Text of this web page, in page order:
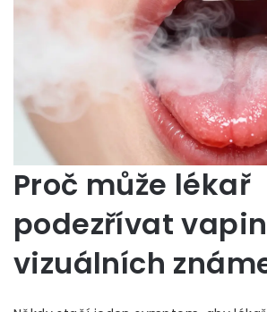
Proč může lékař
podezřívat
vizuálních